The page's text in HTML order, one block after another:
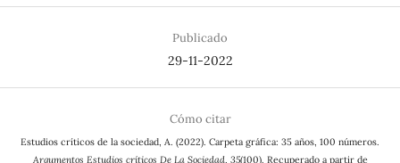
Publicado
29-11-2022
Cómo citar
Estudios críticos de la sociedad, A. (2022). Carpeta gráfica: 35 años, 100 números.
Argumentos Estudios críticos De La Sociedad, 35(100). Recuperado a partir de